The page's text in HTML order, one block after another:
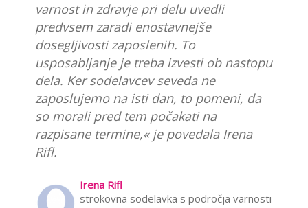
varnost in zdravje pri delu uvedli
predvsem zaradi enostavnejše
dosegljivosti zaposlenih. To
usposabljanje je treba izvesti ob nastopu
dela. Ker sodelavcev seveda ne
zaposlujemo na isti dan, to pomeni, da
so morali pred tem počakati na
razpisane termine,« je povedala Irena
Rifl.
Irena Rifl
strokovna sodelavka s področja varnosti